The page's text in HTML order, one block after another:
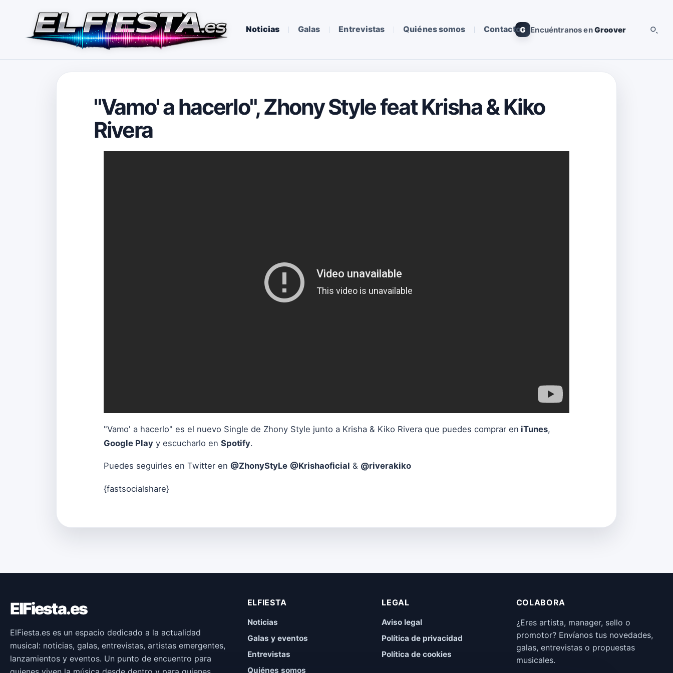
Noticias Galas Entrevistas Quiénes somos ContactoG Encuéntranos enGroover
"Vamo' a hacerlo", Zhony Style feat Krisha & Kiko
Rivera
"Vamo' a hacerlo" es el nuevo Single de Zhony Style junto a Krisha & Kiko Rivera que puedes comprar en iTunes,
Google Play y escucharlo en Spotify.
Puedes seguirles en Twitter en @ZhonyStyLe @Krishaoficial & @riverakiko
{fastsocialshare}
ElFiesta.es
ElFiesta.es es un espacio dedicado a la actualidad
musical: noticias, galas, entrevistas, artistas emergentes,
lanzamientos y eventos. Un punto de encuentro para
ELFIESTA
Noticias
Galas y eventos
Entrevistas
Quiénes somos
LEGAL
Aviso legal
Política de privacidad
Política de cookies
COLABORA
¿Eres artista, manager, sello o
promotor? Envíanos tus novedades,
galas, entrevistas o propuestas
musicales.